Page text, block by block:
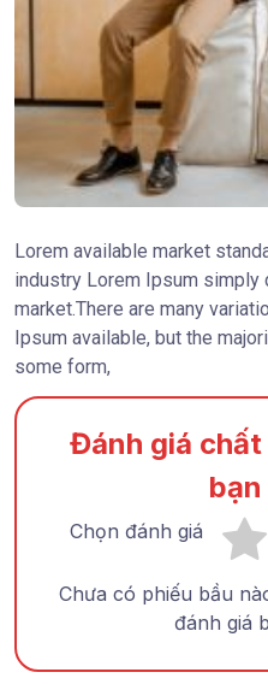
Lorem available market
industry Lorem Ipsum simply
market.There are many
Ipsum available, but the
some form,
Đánh giá
bạn
Chọn đánh giá
Chưa có phiếu bầu
đánh giá